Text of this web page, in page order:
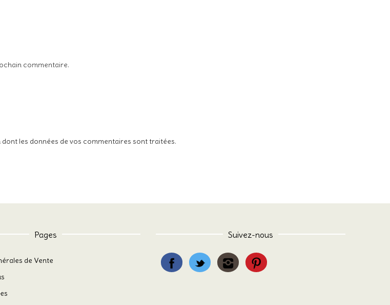
commentaire.
dont les données de vos commentaires sont traitées.
Pages
de Vente
Suivez-nous